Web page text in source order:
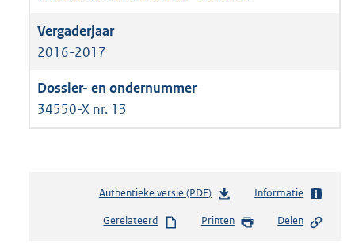
2016-2017
34550-X nr. 13
Authentieke versie (PDF)b
s
Informatie
Gerelateerd Printen Delen